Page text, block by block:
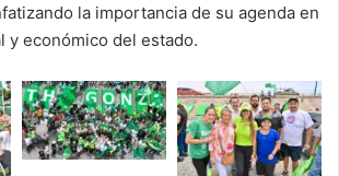
la importancia de su agenda en
y económico del estado.